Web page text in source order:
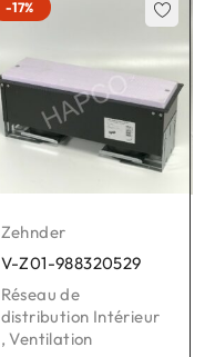
-17%
Zehnder
V-Z01-988320529
Réseau de
distribution Intérieur
, Ventilation